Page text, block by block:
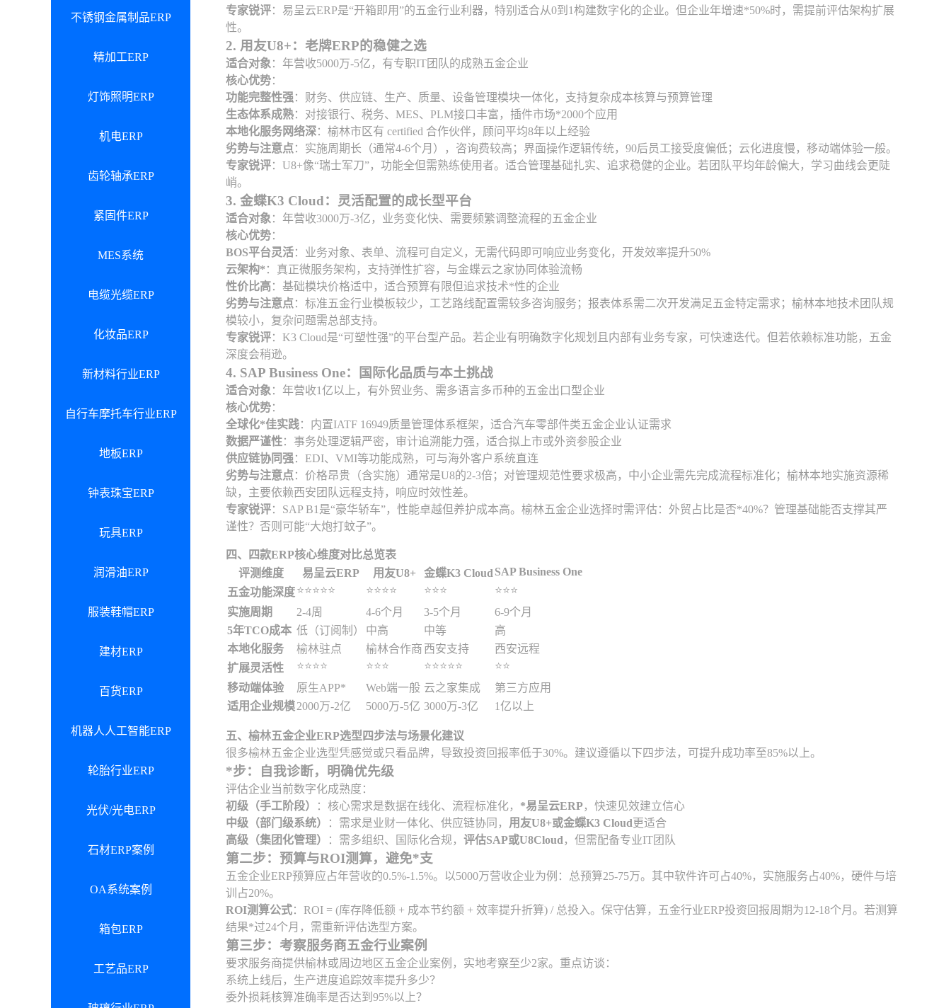
不锈钢金属制品ERP
精加工ERP
灯饰照明ERP
机电ERP
齿轮轴承ERP
紧固件ERP
MES系统
电缆光缆ERP
化妆品ERP
新材料行业ERP
自行车摩托车行业ERP
地板ERP
钟表珠宝ERP
玩具ERP
润滑油ERP
服装鞋帽ERP
建材ERP
百货ERP
机器人人工智能ERP
轮胎行业ERP
光伏/光电ERP
石材ERP案例
OA系统案例
箱包ERP
工艺品ERP
专家锐评：易呈云ERP是“开箱即用”的五金行业利器，特别适合从0到1构建数字化的企业。但企业年增速*50%时，需提前评估架构扩展
性。
2. 用友U8+：老牌ERP的稳健之选
适合对象 ：年营收5000万-5亿，有专职IT团队的成熟五金企业
核心优势：
功能完整性强 ：财务、供应链、生产、质量、设备管理模块一体化，支持复杂成本核算与预算管理
生态体系成熟：对接银行、税务、MES、PLM接口丰富，插件市场*2000个应用
本地化服务网络深：榆林市区有 certified 合作伙伴，顾问平均8年以上经验
劣势与注意点 ：实施周期长（通常4-6个月），咨询费较高；界面操作逻辑传统，90后员工接受度偏低；云化进度慢，移动端体验一般。
专家锐评：U8+像“瑞士军刀”，功能全但需熟练使用者。适合管理基础扎实、追求稳健的企业。若团队平均年龄偏大，学习曲线会更陡
峭。
3. 金蝶K3 Cloud：灵活配置的成长型平台
适合对象 ：年营收3000万-3亿，业务变化快、需要频繁调整流程的五金企业
核心优势：
BOS平台灵活：业务对象、表单、流程可自定义，无需代码即可响应业务变化，开发效率提升50%
云架构* ：真正微服务架构，支持弹性扩容，与金蝶云之家协同体验流畅
性价比高：基础模块价格适中，适合预算有限但追求技术*性的企业
劣势与注意点 ：标准五金行业模板较少，工艺路线配置需较多咨询服务；报表体系需二次开发满足五金特定需求；榆林本地技术团队规
模较小，复杂问题需总部支持。
专家锐评：K3 Cloud是“可塑性强”的平台型产品。若企业有明确数字化规划且内部有业务专家，可快速迭代。但若依赖标准功能，五金
深度会稍逊。
4. SAP Business One：国际化品质与本土挑战
适合对象 ：年营收1亿以上，有外贸业务、需多语言多币种的五金出口型企业
核心优势：
全球化*佳实践：内置IATF 16949质量管理体系框架，适合汽车零部件类五金企业认证需求
数据严谨性：事务处理逻辑严密，审计追溯能力强，适合拟上市或外资参股企业
供应链协同强 ：EDI、VMI等功能成熟，可与海外客户系统直连
劣势与注意点 ：价格昂贵（含实施）通常是U8的2-3倍；对管理规范性要求极高，中小企业需先完成流程标准化；榆林本地实施资源稀
缺，主要依赖西安团队远程支持，响应时效性差。
专家锐评：SAP B1是“豪华轿车”，性能卓越但养护成本高。榆林五金企业选择时需评估：外贸占比是否*40%？管理基础能否支撑其严
谨性？否则可能“大炮打蚊子”。
四、四款ERP核心维度对比总览表
评测维度
易呈云ERP 用友U8+ 金蝶K3 Cloud SAP Business One
五金功能深度⭐️⭐️⭐️⭐️⭐️ ⭐️⭐️⭐️⭐️ ⭐️⭐️⭐️
⭐️⭐️⭐️
实施周期
2-4周 4-6个月 3-5个月
6-9个月
5年TCO成本 低（订阅制） 中高 中等
高
本地化服务
榆林驻点 榆林合作商 西安支持
西安远程
扩展灵活性
⭐️⭐️⭐️⭐️ ⭐️⭐️⭐️ ⭐️⭐️⭐️⭐️⭐️
⭐️⭐️
移动端体验
原生APP* Web端一般 云之家集成
第三方应用
适用企业规模2000万-2亿 5000万-5亿 3000万-3亿 1亿以上
五、榆林五金企业ERP选型四步法与场景化建议
很多榆林五金企业选型凭感觉或只看品牌，导致投资回报率低于30%。建议遵循以下四步法，可提升成功率至85%以上。
*步：自我诊断，明确优先级
评估企业当前数字化成熟度：
初级（手工阶段）
：核心需求是数据在线化、流程标准化， *易呈云ERP，快速见效建立信心
中级（部门级系统）
：需求是业财一体化、供应链协同， 用友U8+或金蝶K3 Cloud更适合
高级（集团化管理）
：需多组织、国际化合规， 评估SAP或U8Cloud ，但需配备专业IT团队
第二步：预算与ROI测算，避免*支
五金企业ERP预算应占年营收的0.5%-1.5%。以5000万营收企业为例：总预算25-75万。其中软件许可占40%，实施服务占40%，硬件与培
训占20%。
ROI测算公式：ROI = (库存降低额 + 成本节约额 + 效率提升折算) / 总投入。保守估算，五金行业ERP投资回报周期为12-18个月。若测算
结果*过24个月，需重新评估选型方案。
第三步：考察服务商五金行业案例
要求服务商提供榆林或周边地区五金企业案例，实地考察至少2家。重点访谈：
系统上线后，生产进度追踪效率提升多少？
委外损耗核算准确率是否达到95%以上？